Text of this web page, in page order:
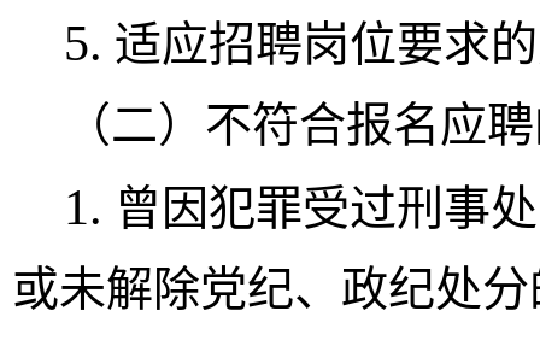
5. 适应招聘岗位要求
（二）不符合报名应
1. 曾因犯罪受过刑事
或未解除党纪、政纪处